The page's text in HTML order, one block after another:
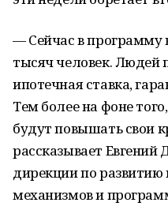
— Сейчас в программу
тысяч человек. Людей
ипотечная ставка,
Тем более на фоне
будут повышать свои
рассказывает Евгений
дирекции по
механизмов и